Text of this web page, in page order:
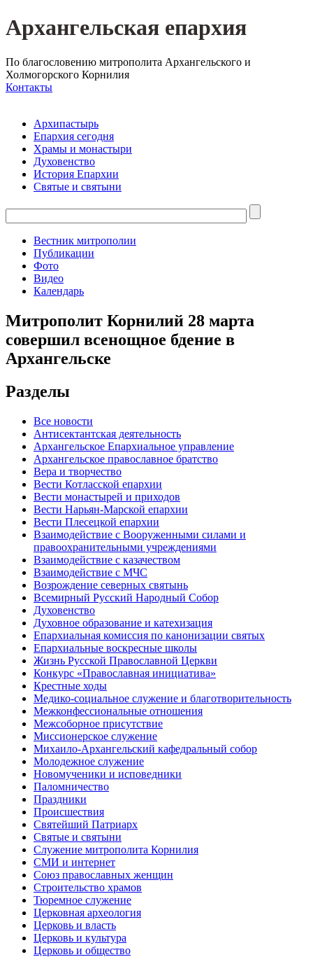
Архангельская епархия
По благословению митрополита Архангельского и
Холмогорского Корнилия
Контакты
Архипастырь
Епархия сегодня
Храмы и монастыри
Духовенство
История Епархии
Святые и святыни
Вестник митрополии
Публикации
Фото
Видео
Календарь
Митрополит Корнилий 28 марта
совершил всенощное бдение в
Архангельске
Разделы
Все новости
Антисектантская деятельность
Архангельское Епархиальное управление
Архангельское православное братство
Вера и творчество
Вести Котласской епархии
Вести монастырей и приходов
Вести Нарьян-Марской епархии
Вести Плесецкой епархии
Взаимодействие с Вооруженными силами и
правоохранительными учреждениями
Взаимодействие с казачеством
Взаимодействие с МЧС
Возрождение северных святынь
Всемирный Русский Народный Собор
Духовенство
Духовное образование и катехизация
Епархиальная комиссия по канонизации святых
Епархиальные воскресные школы
Жизнь Русской Православной Церкви
Конкурс «Православная инициатива»
Крестные ходы
Медико-социальное служение и благотворительность
Межконфессиональные отношения
Межсоборное присутствие
Миссионерское служение
Михаило-Архангельский кафедральный собор
Молодежное служение
Новомученики и исповедники
Паломничество
Праздники
Происшествия
Святейший Патриарх
Святые и святыни
Служение митрополита Корнилия
СМИ и интернет
Союз православных женщин
Строительство храмов
Тюремное служение
Церковная археология
Церковь и власть
Церковь и культура
Церковь и общество